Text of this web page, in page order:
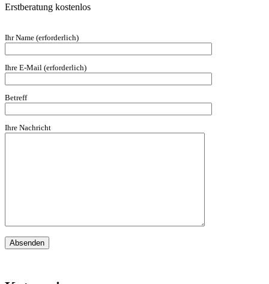
Erstberatung kostenlos
Ihr Name (erforderlich)
Ihre E-Mail (erforderlich)
Betreff
Ihre Nachricht